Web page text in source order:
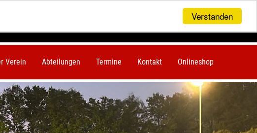
Verstanden
Verein Abteilungen Termine Kontakt Onlineshop